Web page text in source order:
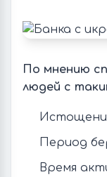
По мнению
людей с
Период
Время